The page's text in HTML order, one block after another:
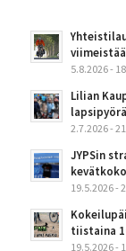
5.8.2026 -
Lilian
2.7.2026 -
JYPSin
19.5.2026 -
tiistaina
19.5.2026 -